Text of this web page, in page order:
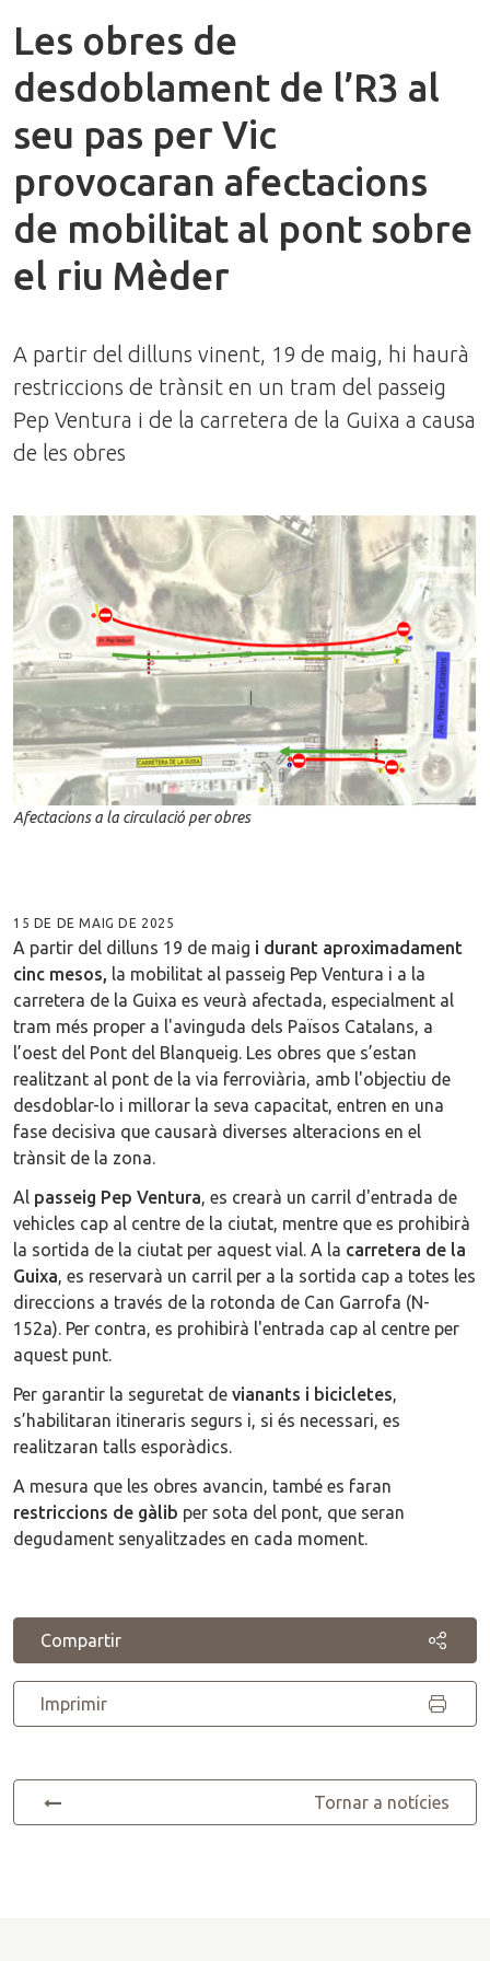
Les obres de
desdoblament de l’R3 al
seu pas per Vic
provocaran afectacions
de mobilitat al pont sobre
el riu Mèder
A partir del dilluns vinent, 19 de maig, hi haurà
restriccions de trànsit en un tram del passeig
Pep Ventura i de la carretera de la Guixa a causa
de les obres
Afectacions a la circulació per obres
15 DE DE MAIG DE 2025
A partir del dilluns 19 de maig i durant aproximadament
cinc mesos, la mobilitat al passeig Pep Ventura i a la
carretera de la Guixa es veurà afectada, especialment al
tram més proper a l'avinguda dels Països Catalans, a
l’oest del Pont del Blanqueig. Les obres que s’estan
realitzant al pont de la via ferroviària, amb l'objectiu de
desdoblar-lo i millorar la seva capacitat, entren en una
fase decisiva que causarà diverses alteracions en el
trànsit de la zona.
Al passeig Pep Ventura, es crearà un carril d'entrada de
vehicles cap al centre de la ciutat, mentre que es prohibirà
la sortida de la ciutat per aquest vial. A la carretera de la
Guixa, es reservarà un carril per a la sortida cap a totes les
direccions a través de la rotonda de Can Garrofa (N-
152a). Per contra, es prohibirà l'entrada cap al centre per
aquest punt.
Per garantir la seguretat de vianants i bicicletes,
s’habilitaran itineraris segurs i, si és necessari, es
realitzaran talls esporàdics.
A mesura que les obres avancin, també es faran
restriccions de gàlib per sota del pont, que seran
degudament senyalitzades en cada moment.
Compartir
Imprimir
Tornar a notícies